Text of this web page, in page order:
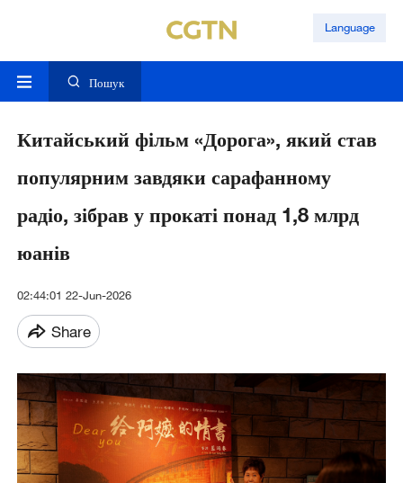
Language
Пошук
Китайський фільм «Дорога», який став
популярним завдяки сарафанному
радіо, зібрав у прокаті понад 1,8 млрд
юанів
02:44:01 22-Jun-2026
Share